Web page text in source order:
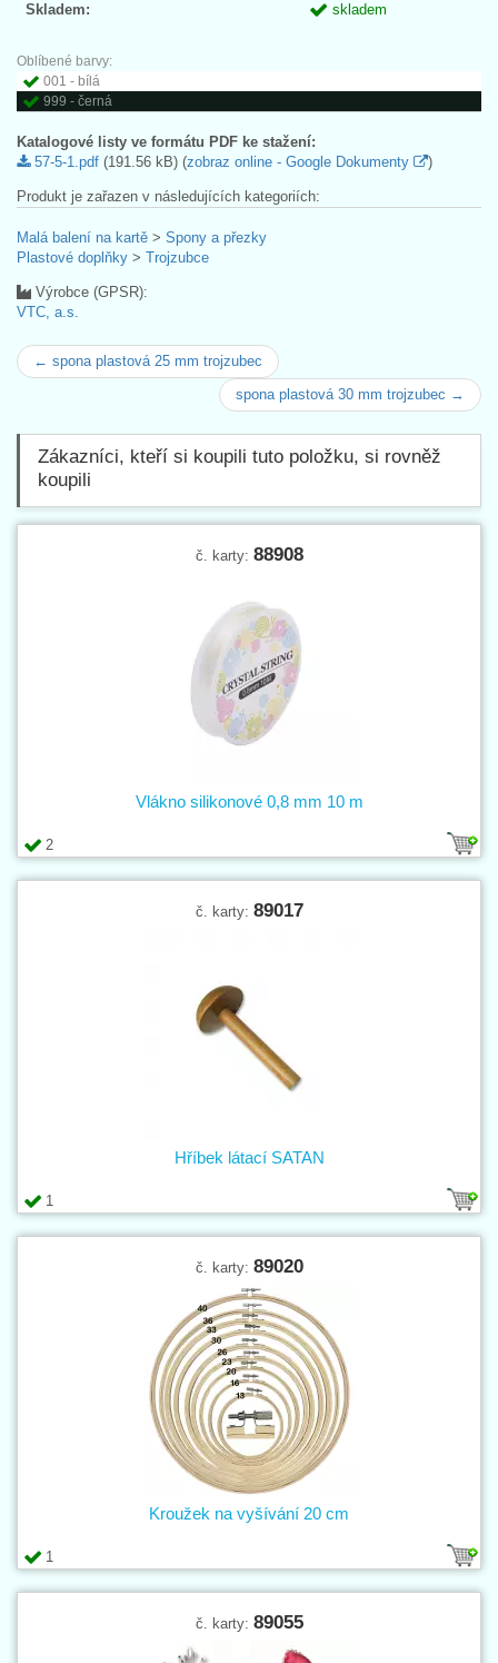
Skladem: skladem
Oblíbené barvy:
001 - bílá
999 - černá
Katalogové listy ve formátu PDF ke stažení:
57-5-1.pdf (191.56 kB) (zobraz online - Google Dokumenty )
Produkt je zařazen v následujících kategoriích:
Malá balení na kartě > Spony a přezky
Plastové doplňky > Trojzubce
Výrobce (GPSR):
VTC, a.s.
← spona plastová 25 mm trojzubec
spona plastová 30 mm trojzubec →
Zákazníci, kteří si koupili tuto položku, si rovněž
koupili
č. karty: 88908
2
Vlákno silikonové 0,8 mm 10 m
č. karty: 89017
1
Hříbek látací SATAN
č. karty: 89020
1
Kroužek na vyšívání 20 cm
č. karty: 89055